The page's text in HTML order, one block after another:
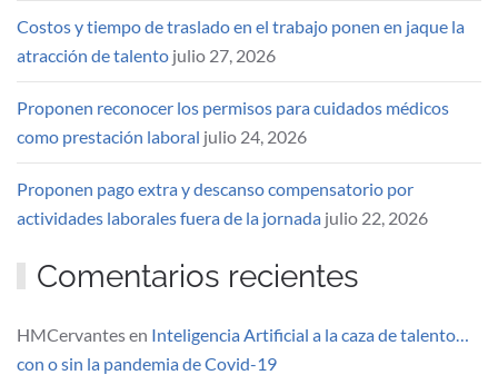
Costos y tiempo de traslado en el trabajo ponen en jaque la
atracción de talento julio 27, 2026
Proponen reconocer los permisos para cuidados médicos
como prestación laboral julio 24, 2026
Proponen pago extra y descanso compensatorio por
actividades laborales fuera de la jornada julio 22, 2026
Comentarios recientes
HMCervantesen Inteligencia Artificial a la caza de talento…
con o sin la pandemia de Covid-19